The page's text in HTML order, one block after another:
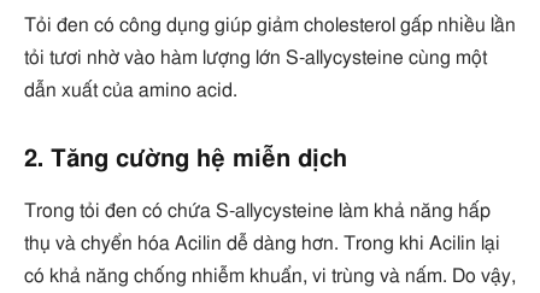
Tỏi đen có công dụng giúp giảm cholesterol gấp nhiều lần
tỏi tươi nhờ vào hàm lượng lớn S-allycysteine cùng một
dẫn xuất của amino acid.
2. Tăng cường hệ miễn dịch
Trong tỏi đen có chứa S-allycysteine làm khả năng hấp
thụ và chyển hóa Acilin dễ dàng hơn. Trong khi Acilin lại
có khả năng chống nhiễm khuẩn, vi trùng và nấm. Do vậy,